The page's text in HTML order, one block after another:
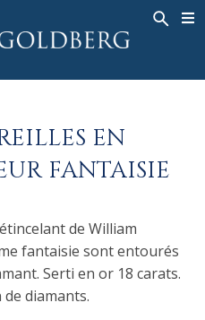
EN
FANTAISIE
de William
fantaisie sont entourés
Serti en or 18 carats.
diamants.